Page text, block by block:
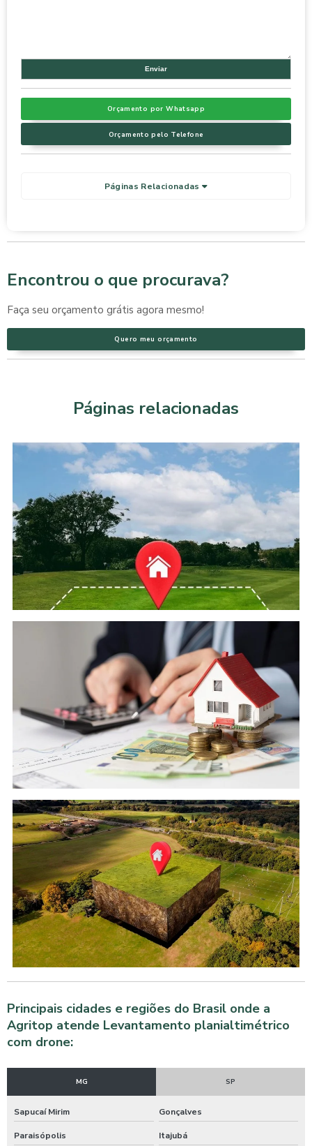
Orçamento por Whatsapp
Orçamento pelo Telefone
Páginas Relacionadas
Encontrou o que procurava?
Faça seu orçamento grátis agora mesmo!
Quero meu orçamento
Páginas relacionadas
Principais cidades e regiões do Brasil onde a
Agritop atende Levantamento planialtimétrico
com drone:
MG SP
Sapucaí Mirim Gonçalves
Paraisópolis Itajubá